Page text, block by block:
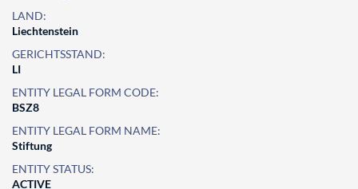
LAND:
Liechtenstein
GERICHTSSTAND:
LI
ENTITY LEGAL FORM CODE:
BSZ8
ENTITY LEGAL FORM NAME:
Stiftung
ENTITY STATUS:
ACTIVE